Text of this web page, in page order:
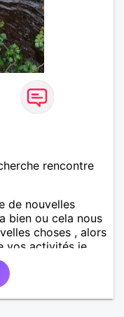
rencontre
de nouvelles
bien ou cela nous
choses , alors
vos activités je